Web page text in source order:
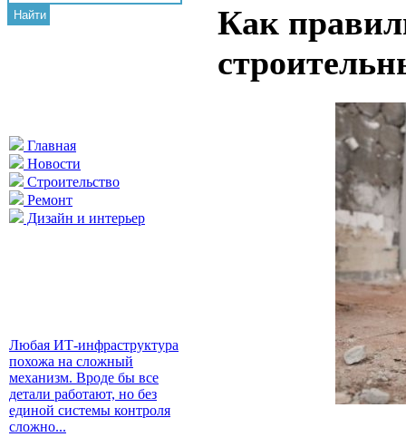
Найти
Главная
Новости
Строительство
Ремонт
Дизайн и интерьер
Любая ИТ-инфраструктура
похожа на сложный
механизм. Вроде бы все
детали работают, но без
единой системы контроля
сложно...
Как